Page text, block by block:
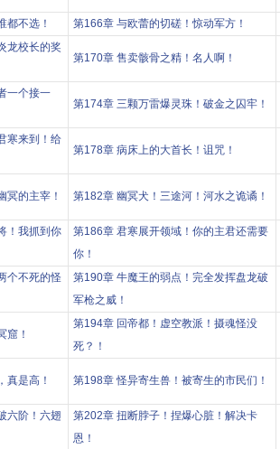
都不选！
第166章 与欧蕾的切磋！惊动军方！
龙校长的奖
第170章 售卖骸骨之精！名人啊！
一个接一
第174章 三颗万雷爆灵珠！破金之囚牢！
寒来到！给
第178章 病床上的大首长！诅咒！
冥的主宰！ 第182章 幽冥犬！三途河！河水之诡谲！
！我抓到你
第186章 君寒展开领域！你的主君还需要
你！
个不死的怪
第190章 牛魔王的弱点！完全发挥盘龙破
军枪之威！
窟！
第194章 回帝都！虚空教派！摄魂怪没
死？！
真是高！ 第198章 怪异寄生兽！被寄生的市民们！
六阶！六翅
第202章 扭断脖子！捏爆心脏！解决卡
恩！